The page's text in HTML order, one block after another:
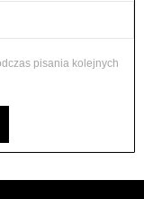
pisania kolejnych